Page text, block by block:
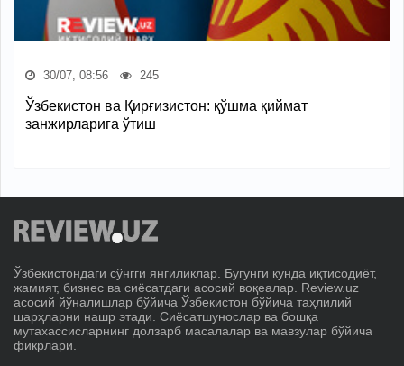
30/07, 08:56 245
Ўзбекистон ва Қирғизистон: қўшма қиймат
занжирларига ўтиш
Ўзбекистондаги сўнгги янгиликлар. Бугунги кунда иқтисодиёт,
жамият, бизнес ва сиёсатдаги асосий воқеалар. Review.uz
асосий йўналишлар бўйича Ўзбекистон бўйича таҳлилий
шарҳларни нашр этади. Сиёсатшунослар ва бошқа
мутахассисларнинг долзарб масалалар ва мавзулар бўйича
фикрлари.